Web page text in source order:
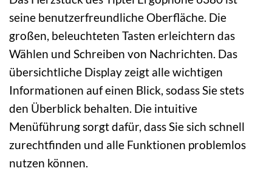
seine benutzerfreundliche Oberfläche. Die
großen, beleuchteten Tasten erleichtern das
Wählen und Schreiben von Nachrichten. Das
übersichtliche Display zeigt alle wichtigen
Informationen auf einen Blick, sodass Sie stets
den Überblick behalten. Die intuitive
Menüführung sorgt dafür, dass Sie sich schnell
zurechtfinden und alle Funktionen problemlos
nutzen können.